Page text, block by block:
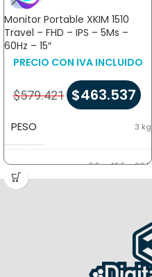
Monitor Portable XKIM 1510
Travel – FHD – IPS – 5Ms –
60Hz – 15″
PRECIO CON IVA INCLUIDO
$579.421 $463.537
PESO 3 kg
DIMENSIONES
6,5 × 40,5 × 26,5
cm